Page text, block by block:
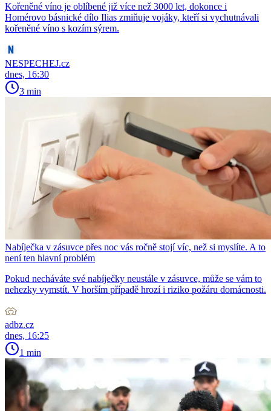
Kořeněné víno je oblíbené již více než 3000 let, dokonce i
Homérovo básnické dílo Ilias zmiňuje vojáky, kteří si vychutnávali
kořeněné víno s kozím sýrem.
NESPECHEJ.cz
dnes, 16:30
3 min
Nabíječka v zásuvce přes noc vás ročně stojí víc, než si myslíte. A to
není ten hlavní problém
Pokud necháváte své nabíječky neustále v zásuvce, může se vám to
nehezky vymstít. V horším případě hrozí i riziko požáru domácnosti.
adbz.cz
dnes, 16:25
1 min